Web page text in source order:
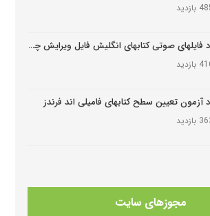
بازدید
دانلود فایلهای صوتی کتابهای انگلیش فایل ویرایش چهارم English File Edition Audio
بازدید
آزمون تعیین سطح کتابهای فامیلی اند فرندز
بازدید
مجوزهای سایت